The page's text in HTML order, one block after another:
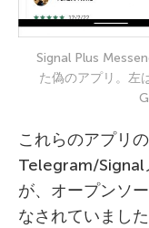
Signal Plus
た偽のアプリ。左
これらのアプリ
Telegram/Signal
が、オープンソ
なされていました